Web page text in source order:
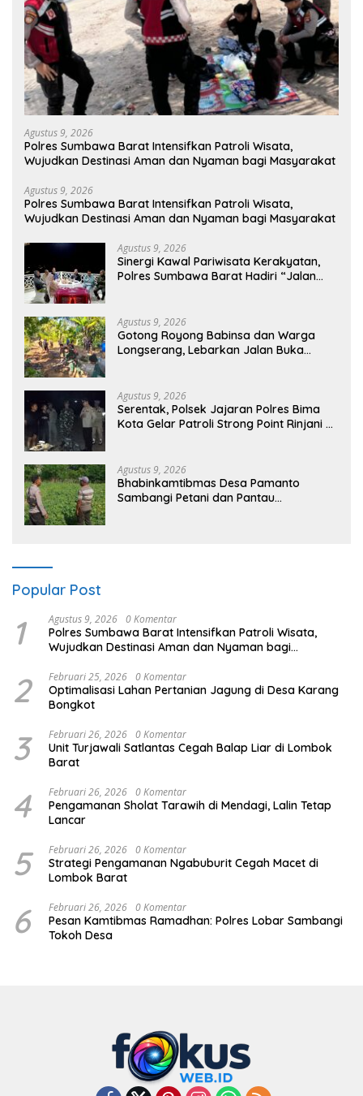
Agustus 9, 2026
Polres Sumbawa Barat Intensifkan Patroli Wisata,
Wujudkan Destinasi Aman dan Nyaman bagi Masyarakat
Agustus 9, 2026
Polres Sumbawa Barat Intensifkan Patroli Wisata,
Wujudkan Destinasi Aman dan Nyaman bagi Masyarakat
Agustus 9, 2026
Sinergi Kawal Pariwisata Kerakyatan,
Polres Sumbawa Barat Hadiri “Jalan
Agustus 9, 2026
Gotong Royong Babinsa dan Warga
Longserang, Lebarkan Jalan Buka
Agustus 9, 2026
Serentak, Polsek Jajaran Polres Bima
Kota Gelar Patroli Strong Point Rinjani di
Agustus 9, 2026
Bhabinkamtibmas Desa Pamanto
Sambangi Petani dan Pantau
Popular Post
1 Agustus 9, 2026 0 Komentar
Polres Sumbawa Barat Intensifkan Patroli Wisata,
Wujudkan Destinasi Aman dan Nyaman bagi
2 Februari 25, 2026 0 Komentar
Optimalisasi Lahan Pertanian Jagung di Desa Karang
Bongkot
3 Februari 26, 2026 0 Komentar
Unit Turjawali Satlantas Cegah Balap Liar di Lombok
Barat
4 Februari 26, 2026 0 Komentar
Pengamanan Sholat Tarawih di Mendagi, Lalin Tetap
Lancar
5 Februari 26, 2026 0 Komentar
Strategi Pengamanan Ngabuburit Cegah Macet di
Lombok Barat
6 Februari 26, 2026 0 Komentar
Pesan Kamtibmas Ramadhan: Polres Lobar Sambangi
Tokoh Desa